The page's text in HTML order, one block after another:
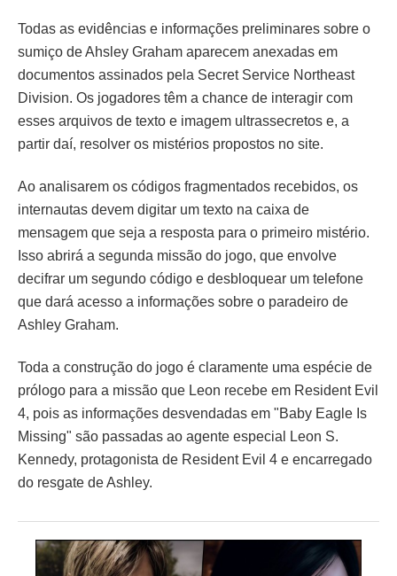
Todas as evidências e informações preliminares sobre o
sumiço de Ahsley Graham aparecem anexadas em
documentos assinados pela Secret Service Northeast
Division. Os jogadores têm a chance de interagir com
esses arquivos de texto e imagem ultrassecretos e, a
partir daí, resolver os mistérios propostos no site.
Ao analisarem os códigos fragmentados recebidos, os
internautas devem digitar um texto na caixa de
mensagem que seja a resposta para o primeiro mistério.
Isso abrirá a segunda missão do jogo, que envolve
decifrar um segundo código e desbloquear um telefone
que dará acesso a informações sobre o paradeiro de
Ashley Graham.
Toda a construção do jogo é claramente uma espécie de
prólogo para a missão que Leon recebe em Resident Evil
4, pois as informações desvendadas em "Baby Eagle Is
Missing" são passadas ao agente especial Leon S.
Kennedy, protagonista de Resident Evil 4 e encarregado
do resgate de Ashley.